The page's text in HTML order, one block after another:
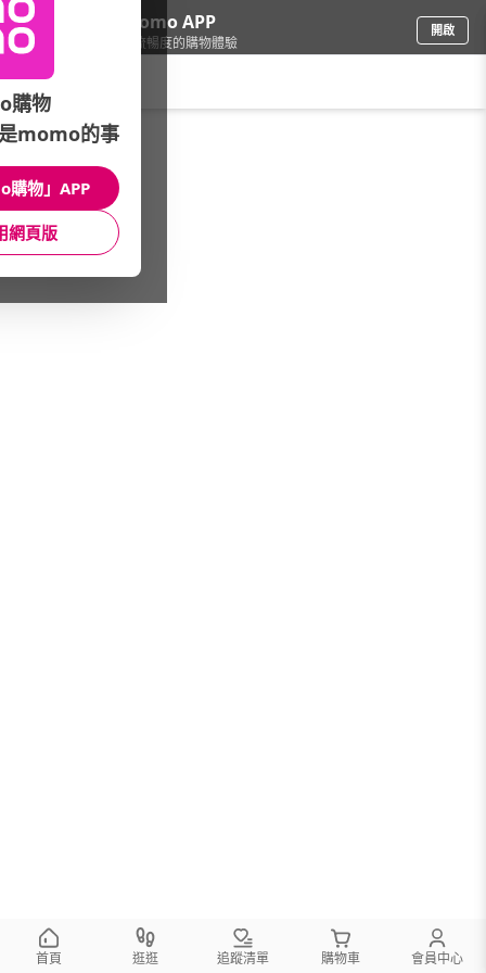
下載momo APP
給你3倍流暢度的購物體驗
開啟
家具收納/層架/櫥櫃
本館精選商品
館長推薦 月銷量
首頁 逛逛 追蹤清單 購物車 會員中心
購物
momo的事
購物」APP
網頁版